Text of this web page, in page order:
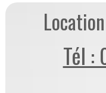
Tél :